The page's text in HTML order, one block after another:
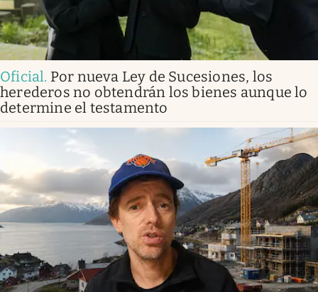
Oficial. Por nueva Ley de Sucesiones, los
herederos no obtendrán los bienes aunque lo
determine el testamento